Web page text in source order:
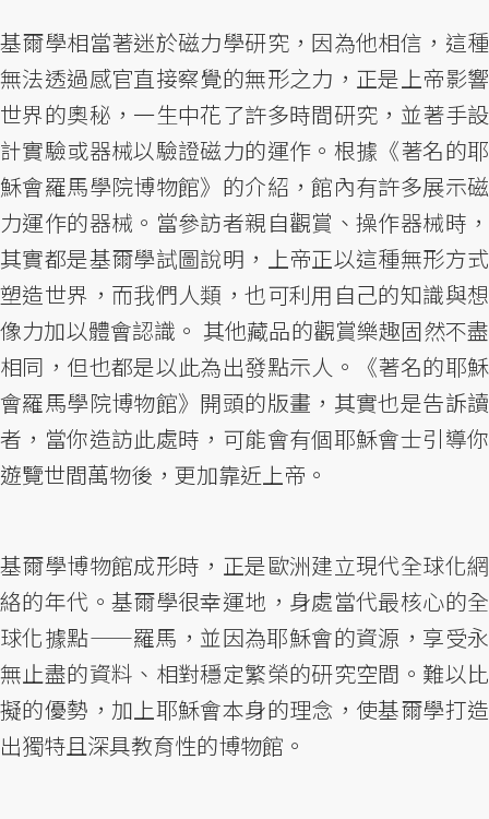
基爾學相當著迷於磁力學研究，因為他相信，這種
無法透過感官直接察覺的無形之力，正是上帝影響
世界的奧秘，一生中花了許多時間研究，並著手設
計實驗或器械以驗證磁力的運作。根據《著名的耶
穌會羅馬學院博物館》的介紹，館內有許多展示磁
力運作的器械。當參訪者親自觀賞、操作器械時，
其實都是基爾學試圖說明，上帝正以這種無形方式
塑造世界，而我們人類，也可利用自己的知識與想
像力加以體會認識。 其他藏品的觀賞樂趣固然不盡
相同，但也都是以此為出發點示人。《著名的耶穌
會羅馬學院博物館》開頭的版畫，其實也是告訴讀
者，當你造訪此處時，可能會有個耶穌會士引導你
遊覽世間萬物後，更加靠近上帝。
基爾學博物館成形時，正是歐洲建立現代全球化網
絡的年代。基爾學很幸運地，身處當代最核心的全
球化據點——羅馬，並因為耶穌會的資源，享受永
無止盡的資料、相對穩定繁榮的研究空間。難以比
擬的優勢，加上耶穌會本身的理念，使基爾學打造
出獨特且深具教育性的博物館。